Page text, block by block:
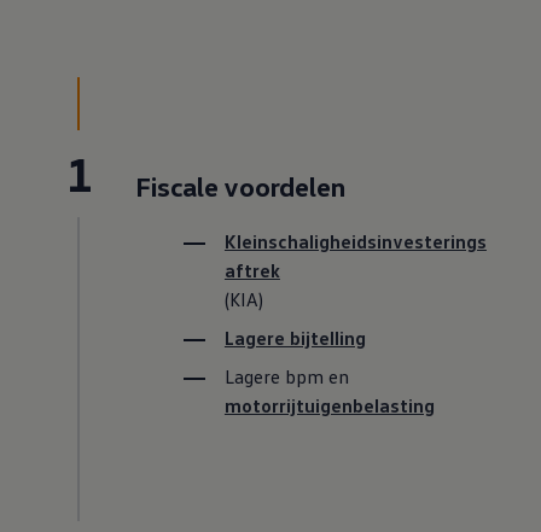
1 Fiscale voordelen
Kleinschaligheidsinvesterings
aftrek
(KIA)
Lagere bijtelling
Lagere bpm en
motorrijtuigenbelasting